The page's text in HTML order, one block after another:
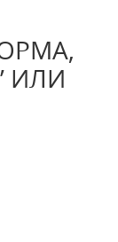
ИЛИ